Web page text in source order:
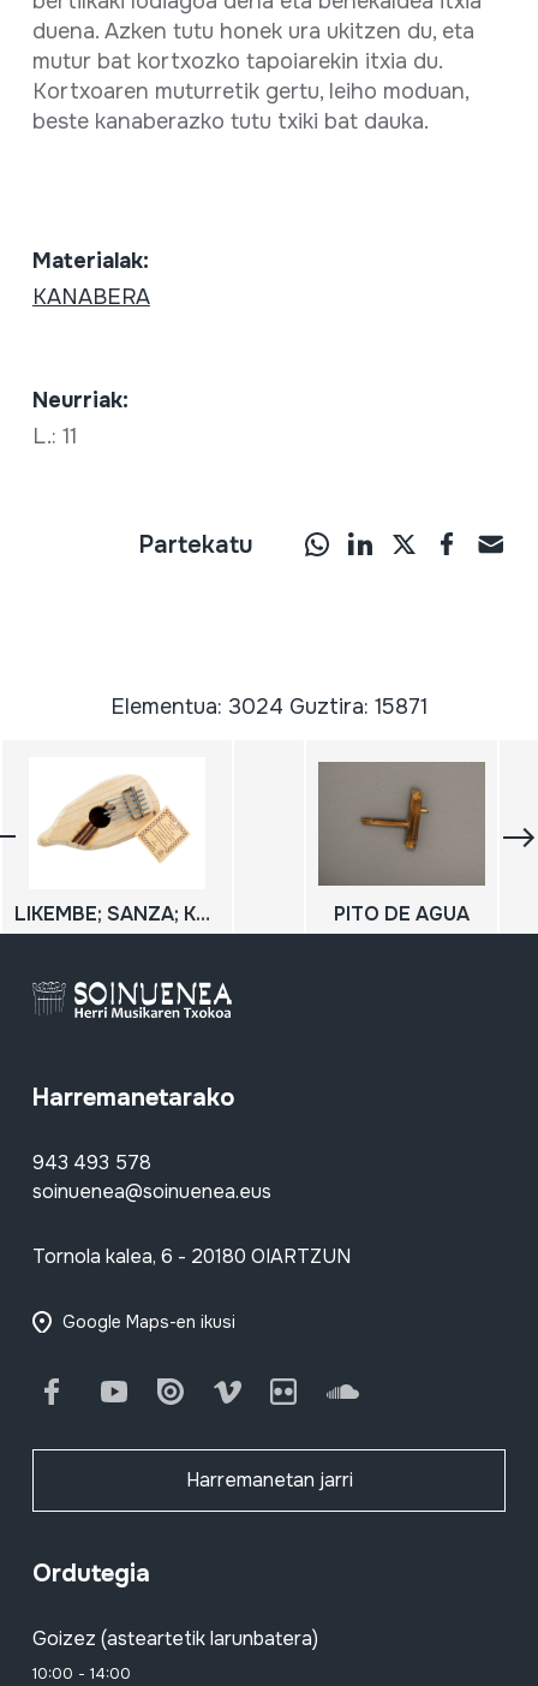
duena. Azken tutu honek ura ukitzen du, eta
mutur bat kortxozko tapoiarekin itxia du.
Kortxoaren muturretik gertu, leiho moduan,
beste kanaberazko tutu txiki bat dauka.
Materialak:
KANABERA
Neurriak:
L.: 11
Partekatu
Elementua: 3024 Guztira: 15871
LIKEMBE; SANZA; KALIMBA PITO DE AGUA
Harremanetarako
943 493 578
soinuenea@soinuenea.eus
Tornola kalea, 6 - 20180 OIARTZUN
Google Maps-en ikusi
FacebookYoutube Issuu Vimeo Flickr SoundCloud
Harremanetan jarri
Ordutegia
Goizez (asteartetik larunbatera)
10:00 - 14:00